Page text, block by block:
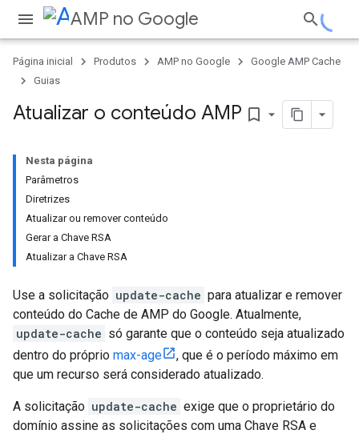
AMP no Google
Página inicial Produtos AMP no Google
Google AMP Cache
Guias
Atualizar o conteúdo AMP bookmark_border
Nesta página
Parâmetros
Diretrizes
Atualizar ou remover conteúdo
Gerar a Chave RSA
Atualizar a Chave RSA
Use a solicitação update-cache para atualizar e remover
conteúdo do Cache de AMP do Google. Atualmente,
update-cache só garante que o conteúdo seja atualizado
dentro do próprio max-age
, que é o período máximo em
que um recurso será considerado atualizado.
A solicitação update-cache exige que o proprietário do
domínio assine as solicitações com uma Chave RSA e